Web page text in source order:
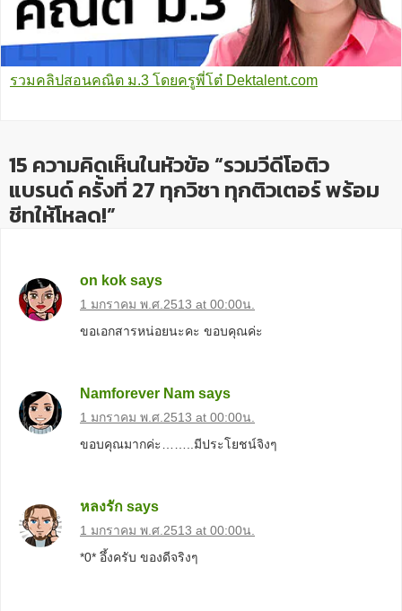
รวมคลิปสอนคณิต ม.3 โดยครูพี่โต๋ Dektalent.com
15 ความคิดเห็นในหัวข้อ “รวมวีดีโอติว
แบรนด์ ครั้งที่ 27 ทุกวิชา ทุกติวเตอร์ พร้อม
ชีทให้โหลด!”
on kok says
1 มกราคม พ.ศ.2513 at 00:00น.
ขอเอกสารหน่อยนะคะ ขอบคุณค่ะ
Namforever Nam says
1 มกราคม พ.ศ.2513 at 00:00น.
ขอบคุณมากค่ะ……..มีประโยชน์จิงๆ
หลงรัก says
1 มกราคม พ.ศ.2513 at 00:00น.
*0* อึ้งครับ ของดีจริงๆ